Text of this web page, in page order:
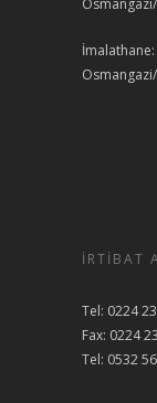
İRTIBAT
Tel: 0224
Fax: 0224
Tel: 0532